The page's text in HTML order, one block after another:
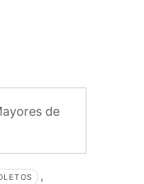
de
,